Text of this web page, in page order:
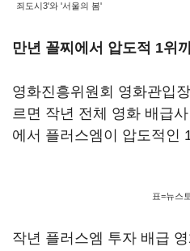
죄도시3'와 '서울의 봄'
만년 꼴찌에서 압도적 1위
영화진흥위원회 영화관입
르면 작년 전체 영화 배급
에서 플러스엠이 압도적인
표=뉴스
작년 플러스엠 투자 배급